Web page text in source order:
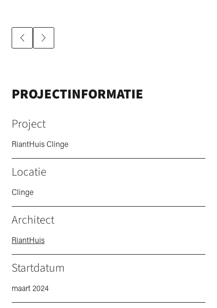
PROJECTINFORMATIE
Project
RiantHuis Clinge
Locatie
Clinge
Architect
RiantHuis
Startdatum
maart 2024